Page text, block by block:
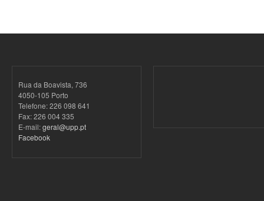
Rua da Boavista, 736
4050-105 Porto
Telefone: 226 098 641
Fax: 226 004 335
E-mail:geral@upp.pt
Facebook